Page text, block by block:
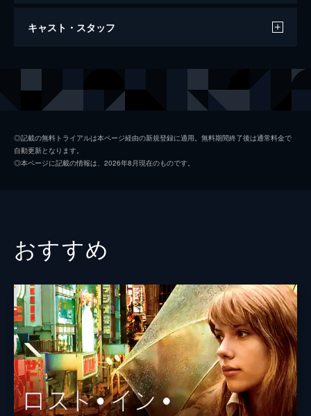
17歳のカルテ
キャスト・スタッフ
リサ
ジェフリー・タンバー
ウィック ヴァネッサ・レッドグレーヴ
トラヴィス・ファイン
ケイディー・ストリックランド
レイ・ベイカー
◎記載の無料トライアルは本ページ経由の新規登録に適用。無料期間終了後は通常料金で
自動更新となります。
◎本ページに記載の情報は、2026年8月現在のものです。
おすすめ